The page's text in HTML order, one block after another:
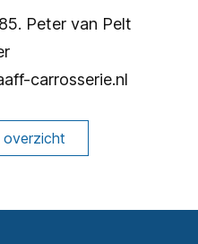
Peter van Pelt
carrosserie.nl
overzicht